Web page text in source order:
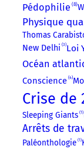
Pédophilie 8
Physique
Thomas
New Delhi 3 Loi
Océan
Conscience 4
Crise de
Sleeping Giants 1
Arrêts de
Paléonthologie 1